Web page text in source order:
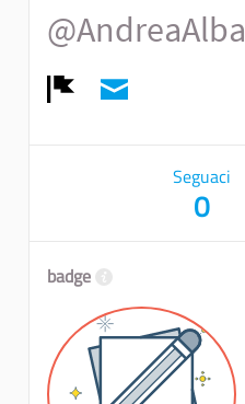
@AndreaAlba
Seguaci
0
badge